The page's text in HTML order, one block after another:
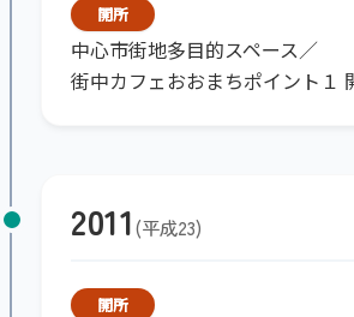
開所
中心市街地多目的スペース／
街中カフェおおまちポイント１
2011 平成23
開所